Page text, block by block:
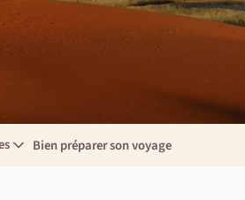
Bien préparer son voyage